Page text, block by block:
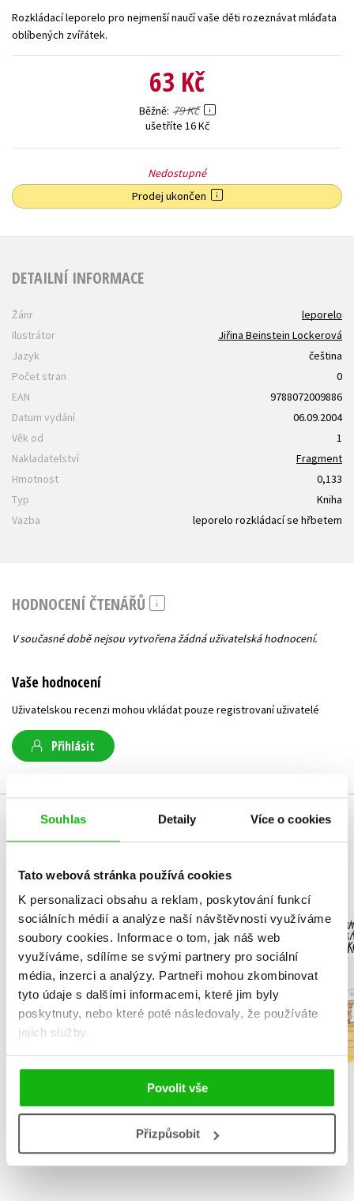
Souhlas Detaily Více o cookies
Tato webová stránka používá cookies
K personalizaci obsahu a reklam, poskytování funkcí
sociálních médií a analýze naší návštěvnosti využíváme
soubory cookies. Informace o tom, jak náš web
využíváme, sdílíme se svými partnery pro sociální
média, inzerci a analýzy. Partneři mohou zkombinovat
tyto údaje s dalšími informacemi, které jim byly
poskytnuty, nebo které poté následovaly, že používáte
jejich služby.
Povolit vše
Přizpůsobit
Young adult (SK)
Zahraniční literatura Zdraví a životní styl
Všechny tituly
Rozkládací leporelo pro nejmenší naučí vaše děti rozeznávat mláďata
oblíbených zvířátek.
63 Kč
Běžně 79 Kč
ušetříte 16 Kč
Nedostupné
Prodej ukončen
DETAILNÍ INFORMACE
Žánr
leporelo
Ilustrátor
Jiřina Beinstein Lockerová
Jazyk
čeština
Počet stran
0
EAN
9788072009886
Datum vydání
06.09.2004
Věk od
1
Nakladatelství
Fragment
Hmotnost
0,133
Typ
Kniha
Vazba
leporelo rozkládací se hřbetem
HODNOCENÍ ČTENÁŘŮ
V současné době nejsou vytvořena žádná uživatelská hodnocení.
Vaše hodnocení
Uživatelskou recenzi mohou vkládat pouze registrovaní uživatelé
Přihlásit
MOHLO BY VÁS TAKÉ ZAJÍMAT
NARNIE – komplet
1.-7.díl – box
C. S. Lewis
Do košíku
2 290 Kč
1 832 Kč
vyprávění
piráta
Václav
Do